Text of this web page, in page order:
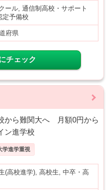
ール, 通信制高校・サポート
定予備校
府県
チェック
から難関大へ 月額0円から
ン進学校
学進学重視
(高校進学), 高校生, 中卒・高